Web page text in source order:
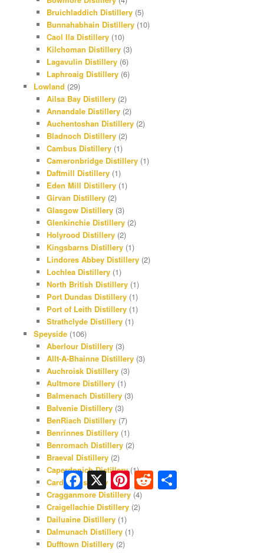
Bruichladdich Distillery (5)
Bunnahabhain Distillery (10)
Caol Ila Distillery (10)
Kilchoman Distillery (3)
Lagavulin Distillery (6)
Laphroaig Distillery (6)
Lowland (29)
Ailsa Bay Distillery (2)
Annandale Distillery (2)
Auchentoshan Distillery (2)
Bladnoch Distillery (2)
Cambus Distillery (1)
Cameronbridge Distillery (1)
Daftmill Distillery (1)
Eden Mill Distillery (1)
Girvan Distillery (2)
Glasgow Distillery (3)
Glenkinchie Distillery (2)
Holyrood Distillery (2)
Kingsbarns Distillery (1)
Lindores Abbey Distillery (2)
Lochlea Distillery (1)
North British Distillery (1)
Port Dundas Distillery (1)
Port of Leith Distillery (1)
Strathclyde Distillery (1)
Speyside(106)
Aberlour Distillery (3)
Allt-A-Bhainne Distillery (3)
Auchroisk Distillery (3)
Aultmore Distillery (1)
Balmenach Distillery (3)
Balvenie Distillery (3)
BenRiach Distillery (7)
Benrinnes Distillery (1)
Benromach Distillery (2)
Braeval Distillery (2)
Caperdonich Distillery(1)
Cardhu Distillery (3)
Cragganmore Distillery (4)
Craigellachie Distillery (2)
Dailuaine Distillery (1)
Dalmunach Distillery (1)
Dufftown Distillery (2)
Facebook
X PinterestReddit